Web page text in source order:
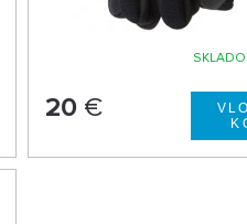
20 €